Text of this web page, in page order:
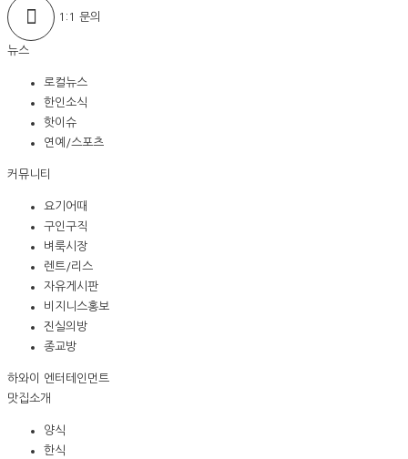
1:1 문의
뉴스
로컬뉴스
한인소식
핫이슈
연예/스포츠
커뮤니티
요기어때
구인구직
벼룩시장
렌트/리스
자유게시판
비지니스홍보
진실의방
종교방
하와이 엔터테인먼트
맛집소개
양식
한식